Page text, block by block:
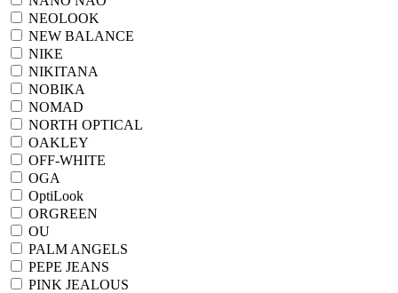
NEOLOOK
NEW BALANCE
NIKE
NIKITANA
NOBIKA
NOMAD
NORTH OPTICAL
OAKLEY
OFF-WHITE
OGA
OptiLook
ORGREEN
OU
PALM ANGELS
PEPE JEANS
PINK JEALOUS